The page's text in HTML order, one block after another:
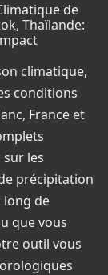
de
Thaïlande:
climatique,
conditions
France et
les
précipitation
long de
que vous
outil vous